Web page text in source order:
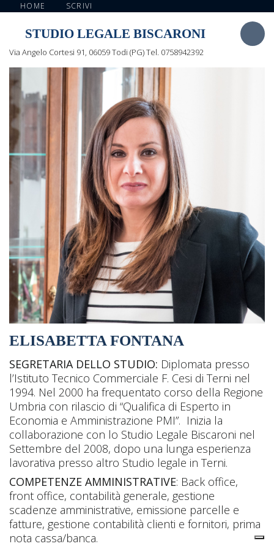
HOME SCRIVI
STUDIO LEGALE BISCARONI
Via Angelo Cortesi 91, 06059 Todi (PG) Tel. 0758942392
ELISABETTA FONTANA
SEGRETARIA DELLO STUDIO: Diplomata presso
l’Istituto Tecnico Commerciale F. Cesi di Terni nel
1994. Nel 2000 ha frequentato corso della Regione
Umbria con rilascio di “Qualifica di Esperto in
Economia e Amministrazione PMI”. Inizia la
collaborazione con lo Studio Legale Biscaroni nel
Settembre del 2008, dopo una lunga esperienza
lavorativa presso altro Studio legale in Terni.
COMPETENZE AMMINISTRATIVE: Back office,
front office, contabilità generale, gestione
scadenze amministrative, emissione parcelle e
fatture, gestione contabilità clienti e fornitori, prima
nota cassa/banca.